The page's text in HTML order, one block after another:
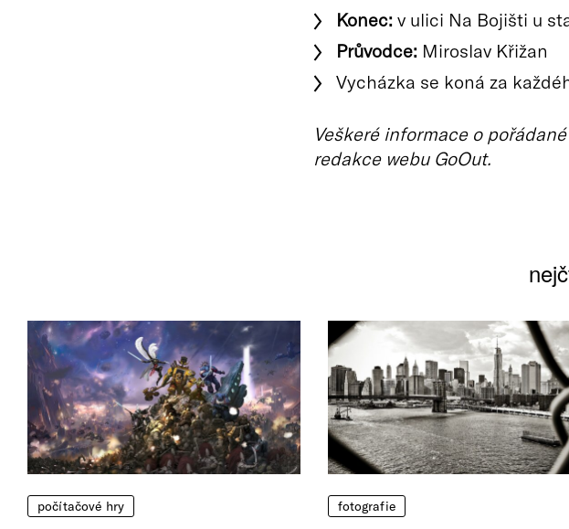
Konec:v ulici Na Bojišti u
Průvodce:Miroslav Křižan
Vycházka se koná za
Veškeré informace o
redakce webu GoOut.
počítačové hry fotografie